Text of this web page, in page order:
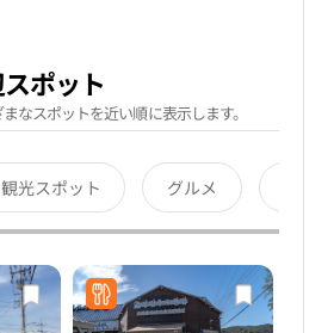
ポット
なスポットを近い順に表示します。
観光スポット グルメ